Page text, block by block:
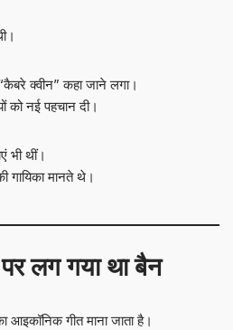
क्वीन” कहा जाने लगा।
को नई पहचान दी।
भी थीं।
गायिका मानते थे।
लग गया था बैन
आइकॉनिक गीत माना जाता है।